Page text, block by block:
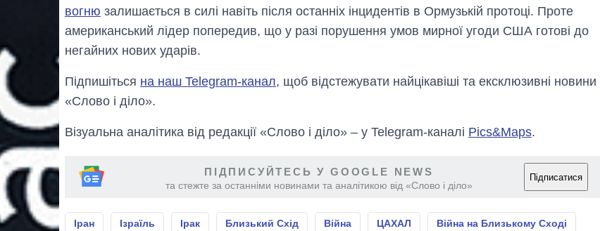
вогню залишається в силі навіть після останніх інцидентів в Ормузькій протоці. Проте
американський лідер попередив, що у разі порушення умов мирної угоди США готові до
негайних нових ударів.
Підпишіться на наш Telegram-канал, щоб відстежувати найцікавіші та ексклюзивні новини
«Слово і діло».
Візуальна аналітика від редакції «Слово і діло» – у Telegram-каналі Pics&Maps.
ПІДПИСУЙТЕСЬ У GOOGLE NEWS
та стежте за останніми новинами та аналітикою від «Слово і діло»
Підписатися
Іран Ізраїль Ірак Близький Схід Війна ЦАХАЛ Війна на Близькому Сході